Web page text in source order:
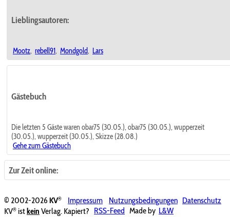
Lieblingsautoren:
Mootz, rebell91, Mondgold, Lars
Gästebuch
Die letzten 5 Gäste waren obar75 (30.05.), obar75 (30.05.), wupperzeit
(30.05.), wupperzeit (30.05.), Skizze (28.08.)
Gehe zum Gästebuch
Zur Zeit online:
© 2002-2026KV® Impressum Nutzungsbedingungen Datenschutz
KV® istkein Verlag. Kapiert? RSS-Feed Made by L&W